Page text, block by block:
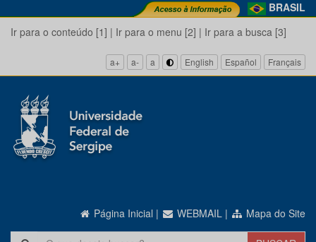
BRASIL
Ir para o conteúdo [1] | Ir para o menu [2] | Ir para a busca [3]
a+ a- a English Español Français
Página Inicial | WEBMAIL | Mapa do Site